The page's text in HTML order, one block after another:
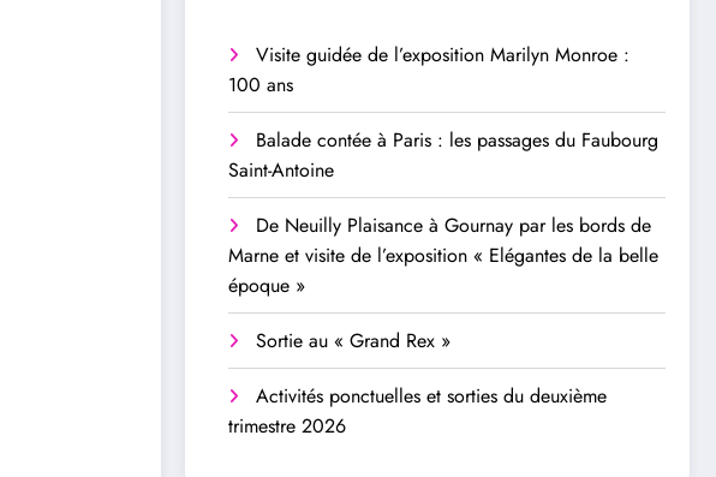
Visite guidée de l’exposition Marilyn Monroe :
100 ans
Balade contée à Paris : les passages du Faubourg
Saint-Antoine
De Neuilly Plaisance à Gournay par les bords de
Marne et visite de l’exposition « Elégantes de la belle
époque »
Sortie au « Grand Rex »
Activités ponctuelles et sorties du deuxième
trimestre 2026